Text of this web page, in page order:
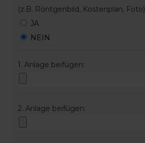
(z.B. Röntgenbild, Kostenplan, Foto)
JA
NEIN
1. Anlage beifügen:
2. Anlage beifügen: